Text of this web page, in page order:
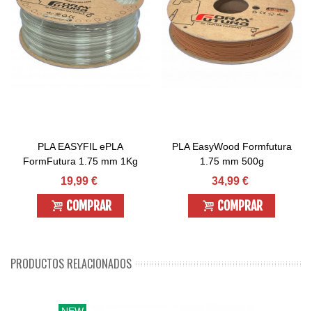
PLA EASYFIL ePLA
FormFutura 1.75 mm 1Kg
19,99 €
COMPRAR
PLA EasyWood Formfutura
1.75 mm 500g
34,99 €
COMPRAR
PRODUCTOS RELACIONADOS